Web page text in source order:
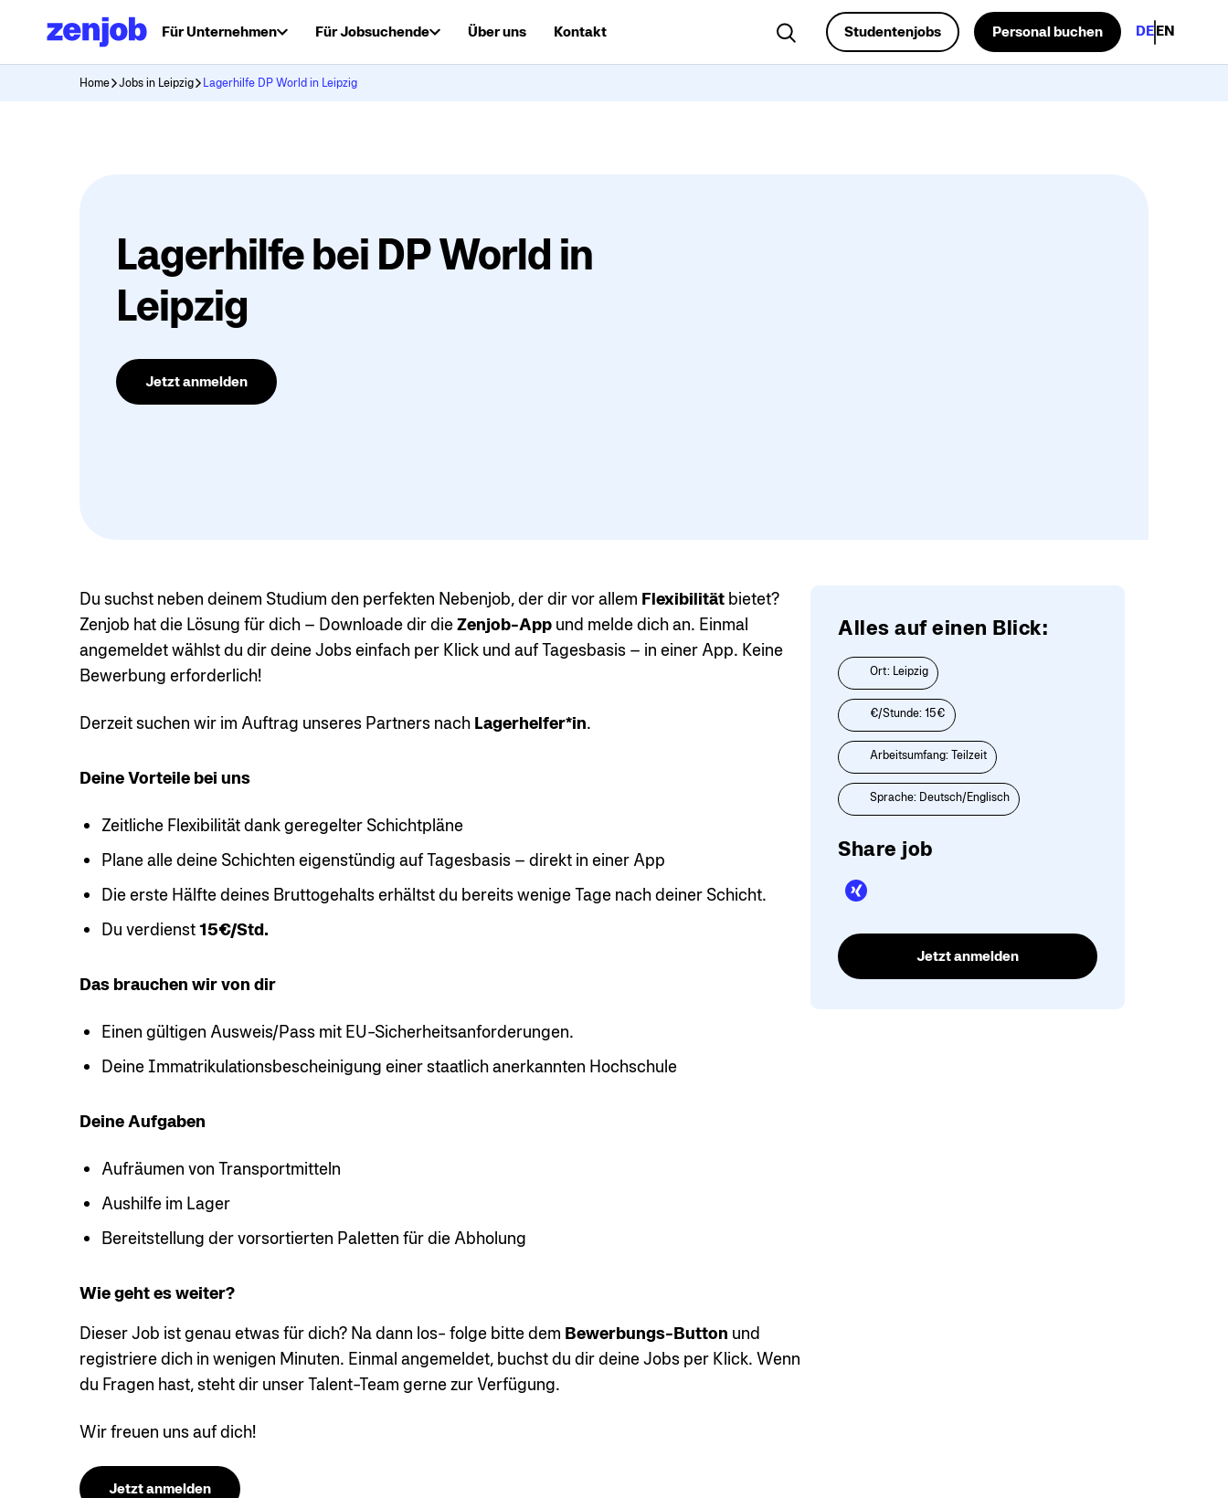
Für Unternehmen Für Jobsuchende Über uns Kontakt
Search...
Studentenjobs Personal buchen DEEN
Home Jobs in Leipzig Lagerhilfe DP World in Leipzig
Lagerhilfe bei DP World in
Leipzig
Jetzt anmelden
Du suchst neben deinem Studium den perfekten Nebenjob, der dir vor allem Flexibilität bietet?
Zenjob hat die Lösung für dich – Downloade dir dieZenjob-App und melde dich an. Einmal
angemeldet wählst du dir deine Jobs einfach per Klick und auf Tagesbasis – in einer App. Keine
Bewerbung erforderlich!
Derzeit suchen wir im Auftrag unseres Partners nach Lagerhelfer*in.
Deine Vorteile bei uns
Zeitliche Flexibilität dank geregelter Schichtpläne
Plane alle deine Schichten eigenstündig auf Tagesbasis – direkt in einer App
Die erste Hälfte deines Bruttogehalts erhältst du bereits wenige Tage nach deiner Schicht.
Du verdienst15€/Std.
Das brauchen wir von dir
Einen gültigen Ausweis/Pass mit EU-Sicherheitsanforderungen.
Deine Immatrikulationsbescheinigung einer staatlich anerkannten Hochschule
Deine Aufgaben
Aufräumen von Transportmitteln
Aushilfe im Lager
Bereitstellung der vorsortierten Paletten für die Abholung
Wie geht es weiter?
Dieser Job ist genau etwas für dich? Na dann los- folge bitte dem Bewerbungs-Button und
registriere dich in wenigen Minuten. Einmal angemeldet, buchst du dir deine Jobs per Klick. Wenn
du Fragen hast, steht dir unser Talent-Team gerne zur Verfügung.
Wir freuen uns auf dich!
Jetzt anmelden
Alles auf einen Blick:
Ort: Leipzig
€/Stunde: 15€
Arbeitsumfang: Teilzeit
Sprache: Deutsch/Englisch
Share job
Jetzt anmelden